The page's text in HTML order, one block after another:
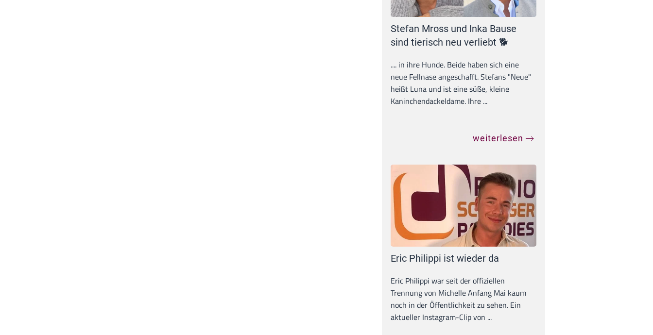
Stefan Mross und Inka Bause
sind tierisch neu verliebt 🐕
.... in ihre Hunde. Beide haben sich eine
neue Fellnase angeschafft. Stefans "Neue"
heißt Luna und ist eine süße, kleine
Kaninchendackeldame. Ihre ...
weiterlesen
Eric Philippi ist wieder da
Eric Philippi war seit der offiziellen
Trennung von Michelle Anfang Mai kaum
noch in der Öffentlichkeit zu sehen. Ein
aktueller Instagram-Clip von ...